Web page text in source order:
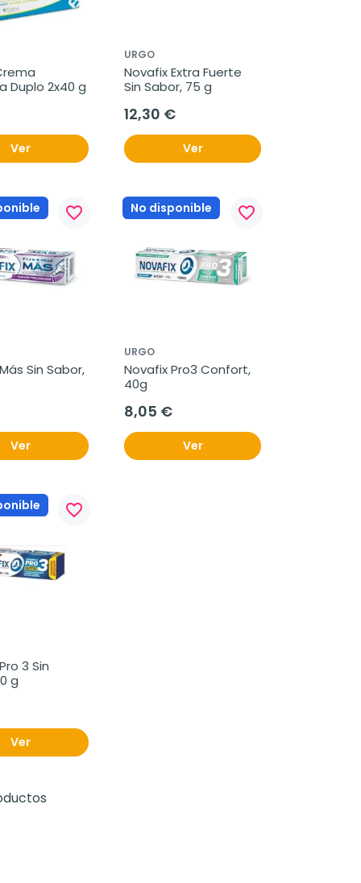
Duplo 2x40 g
Ver
URGO
Novafix Extra Fuerte
Sin Sabor, 75 g
12,30 €
Ver
favorite_border
Sin Sabor,
Ver
No disponible favorite_border
URGO
Novafix Pro3 Confort,
40g
8,05 €
Ver
favorite_border
3 Sin
g
Ver